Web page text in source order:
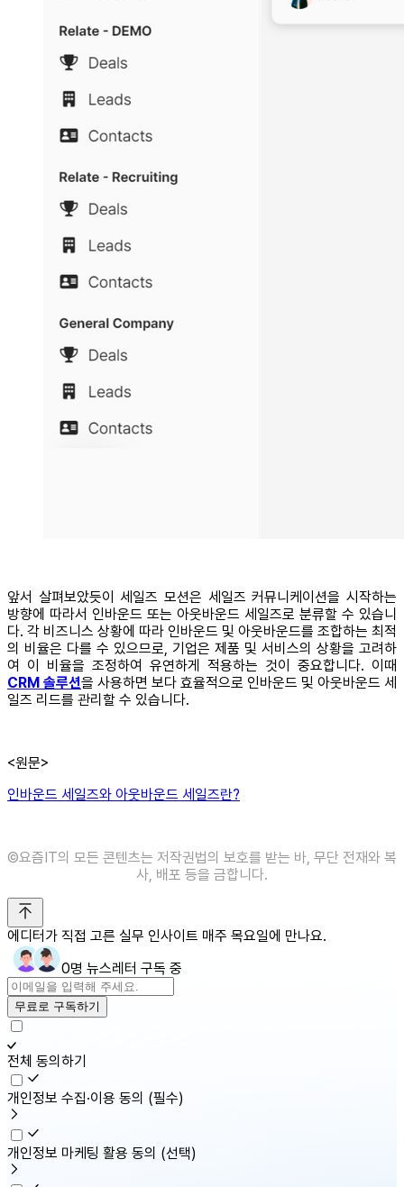
앞서 살펴보았듯이 세일즈 모션은 세일즈 커뮤니케이션을 시작하는
방향에 따라서 인바운드 또는 아웃바운드 세일즈로 분류할 수 있습니
다. 각 비즈니스 상황에 따라 인바운드 및 아웃바운드를 조합하는 최적
의 비율은 다를 수 있으므로, 기업은 제품 및 서비스의 상황을 고려하
여 이 비율을 조정하여 유연하게 적용하는 것이 중요합니다. 이때
CRM 솔루션을 사용하면 보다 효율적으로 인바운드 및 아웃바운드 세
일즈 리드를 관리할 수 있습니다.
<원문>
인바운드 세일즈와 아웃바운드 세일즈란?
©️요즘IT의 모든 콘텐츠는 저작권법의 보호를 받는 바, 무단 전재와 복
사, 배포 등을 금합니다.
에디터가 직접 고른 실무 인사이트 매주 목요일에 만나요.
0명 뉴스레터 구독 중
무료로 구독하기
전체 동의하기
개인정보 수집·이용 동의 (필수)
개인정보 마케팅 활용 동의 (선택)